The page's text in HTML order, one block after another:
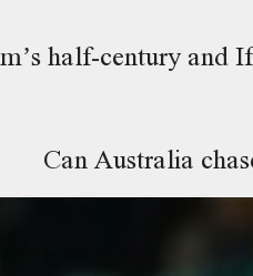
half-century and
Can Australia